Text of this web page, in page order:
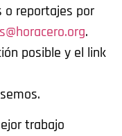
o reportajes por
.
posible y el link
trabajo